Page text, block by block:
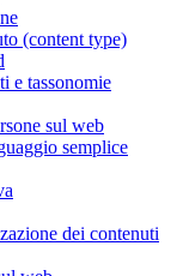
(content type)
e tassonomie
sul web
semplice
dei contenuti